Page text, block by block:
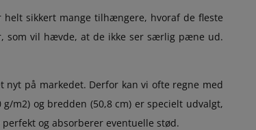
sikkert mange tilhængere, hvoraf de fleste
som vil hævde, at de ikke ser særlig pæne ud.
på markedet. Derfor kan vi ofte regne med
m2) og bredden (50,8 cm) er specielt udvalgt,
og absorberer eventuelle stød.